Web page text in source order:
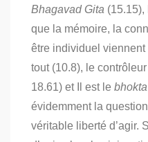
Bhagavad Gita
que la mémoire, la
être individuel
tout (10.8), le
18.61) et Il est le bhokta
évidemment la
véritable liberté d’agir.